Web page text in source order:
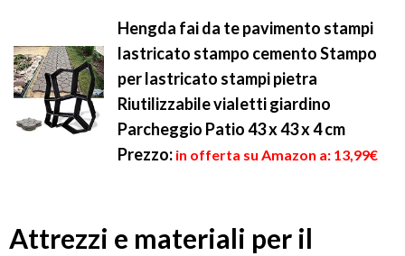
Hengda fai da te pavimento stampi
lastricato stampo cemento Stampo
per lastricato stampi pietra
Riutilizzabile vialetti giardino
Parcheggio Patio 43 x 43 x 4 cm
Prezzo: in offerta su Amazon a: 13,99€
Attrezzi e materiali per il